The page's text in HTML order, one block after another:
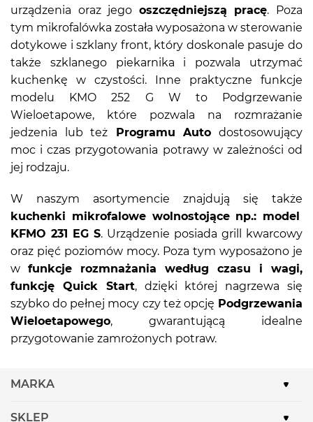
urządzenia oraz jego oszczędniejszą pracę. Poza
tym mikrofalówka została wyposażona w sterowanie
dotykowe i szklany front, który doskonale pasuje do
także szklanego piekarnika i pozwala utrzymać
kuchenkę w czystości. Inne praktyczne funkcje
modelu KMO 252 G W to Podgrzewanie
Wieloetapowe, które pozwala na rozmrażanie
jedzenia lub też Programu Auto dostosowujący
moc i czas przygotowania potrawy w zależności od
jej rodzaju.
W naszym asortymencie znajdują się także
kuchenki mikrofalowe wolnostojące np.: model
KFMO 231 EG S. Urządzenie posiada grill kwarcowy
oraz pięć poziomów mocy. Poza tym wyposażono je
w funkcje rozmnażania według czasu i wagi,
funkcję Quick Start, dzięki której nagrzewa się
szybko do pełnej mocy czy też opcję Podgrzewania
Wieloetapowego, gwarantującą idealne
przygotowanie zamrożonych potraw.
MARKA
SKLEP